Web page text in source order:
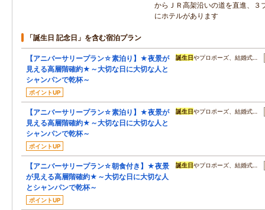
からＪＲ高架沿いの道を直進、３
にホテルがあります
「誕生日 記念日」を含む宿泊プラン
【アニバーサリープラン☆素泊り】★夜景が
見える高層階確約★～大切な日に大切な人と
シャンパンで乾杯～
ポイントUP
誕生日やプロポーズ、結婚式…
【アニバーサリープラン☆素泊り】★夜景が
見える高層階確約★～大切な日に大切な人と
シャンパンで乾杯～
ポイントUP
誕生日やプロポーズ、結婚式…
【アニバーサリープラン☆朝食付き】★夜景
が見える高層階確約★～大切な日に大切な人
とシャンパンで乾杯～
ポイントUP
誕生日やプロポーズ、結婚式…